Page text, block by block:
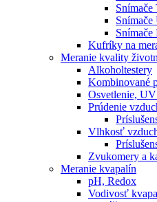
Kufríky na
Meranie kvality
Alkoholtestery
Kombinované
Osvetlenie,
Prúdenie
Vlhkosť
Zvukomery a
Meranie kvapalín
pH, Redox
Vodivosť